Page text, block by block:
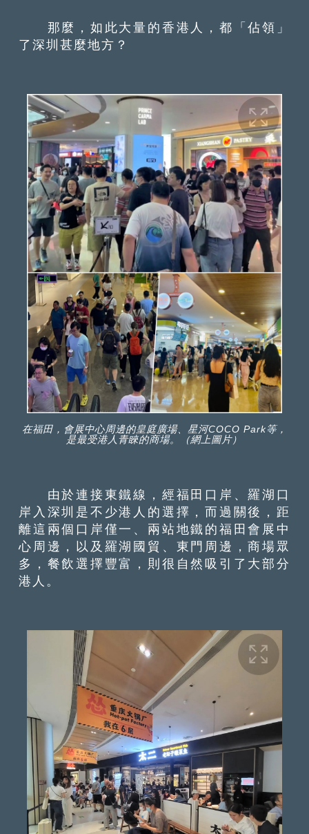
那麼，如此大量的香港人，都「佔領」
了深圳甚麼地方？
在福田，會展中心周邊的皇庭廣場、星河COCO Park等，
是最受港人青睞的商場。（網上圖片）
由於連接東鐵線，經福田口岸、羅湖口
岸入深圳是不少港人的選擇，而過關後，距
離這兩個口岸僅一、兩站地鐵的福田會展中
心周邊，以及羅湖國貿、東門周邊，商場眾
多，餐飲選擇豐富，則很自然吸引了大部分
港人。